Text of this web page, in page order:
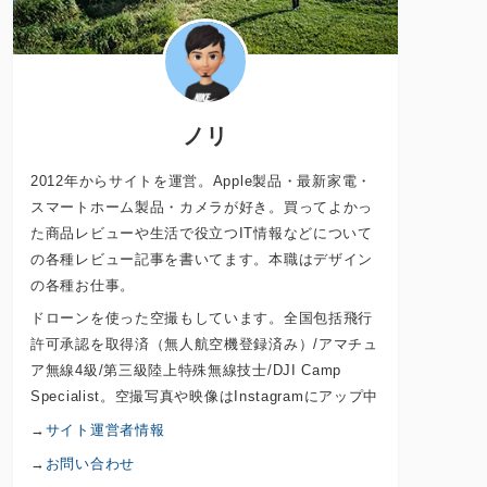
ノリ
2012年からサイトを運営。Apple製品・最新家電・
スマートホーム製品・カメラが好き。買ってよかっ
た商品レビューや生活で役立つIT情報などについて
の各種レビュー記事を書いてます。本職はデザイン
の各種お仕事。
ドローンを使った空撮もしています。全国包括飛行
許可承認を取得済（無人航空機登録済み）/アマチュ
ア無線4級/第三級陸上特殊無線技士/DJI Camp
Specialist。空撮写真や映像はInstagramにアップ中
→ サイト運営者情報
→ お問い合わせ